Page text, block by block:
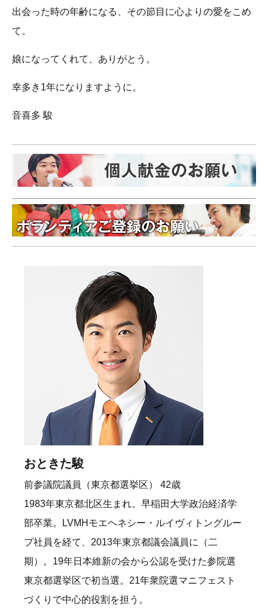
出会った時の年齢になる、その節目に心よりの愛をこめ
て。
娘になってくれて、ありがとう。
幸多き1年になりますように。
音喜多 駿
おときた駿
前参議院議員（東京都選挙区） 42歳
1983年東京都北区生まれ。早稲田大学政治経済学
部卒業。LVMHモエヘネシー・ルイヴィトングルー
プ社員を経て、2013年東京都議会議員に（二
期）。19年日本維新の会から公認を受けた参院選
東京都選挙区で初当選。21年衆院選マニフェスト
づくりで中心的役割を担う。